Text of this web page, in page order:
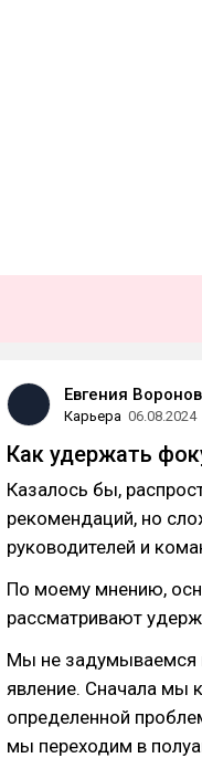
Евгения
Карьера 06.08.2024
Как удержать
Казалось бы,
рекомендаций, но
руководителей и
По моему мнению,
рассматривают
Мы не задумываемся
явление. Сначала мы
определенной
мы переходим в